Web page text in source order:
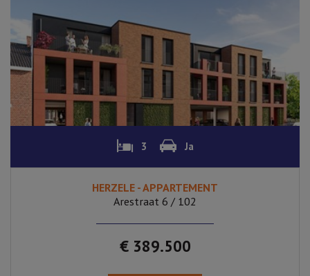
3 Ja
HERZELE - APPARTEMENT
Arestraat 6 / 102
€ 389.500